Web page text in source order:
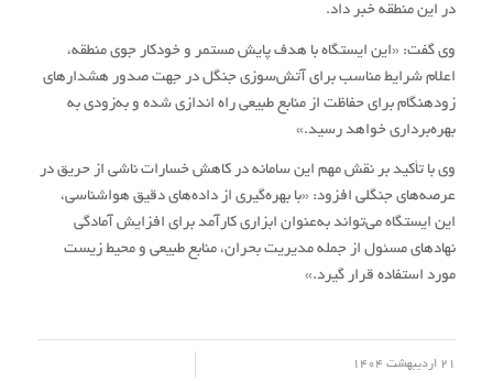
در این منطقه خبر داد.
وی گفت: «این ایستگاه با هدف پایش مستمر و خودکار جوی منطقه،
اعلام شرایط مناسب برای آتش‌سوزی جنگل در جهت صدور هشدارهای
زودهنگام برای حفاظت از منابع طبیعی راه اندازی شده و به‌زودی به
بهره‌برداری خواهد رسید.»
وی با تأکید بر نقش مهم این سامانه در کاهش خسارات ناشی از حریق در
عرصه‌های جنگلی افزود: «با بهره‌گیری از داده‌های دقیق هواشناسی،
این ایستگاه می‌تواند به‌عنوان ابزاری کارآمد برای افزایش آمادگی
نهادهای مسئول از جمله مدیریت بحران، منابع طبیعی و محیط زیست
مورد استفاده قرار گیرد.»
21 اردیبهشت 1404